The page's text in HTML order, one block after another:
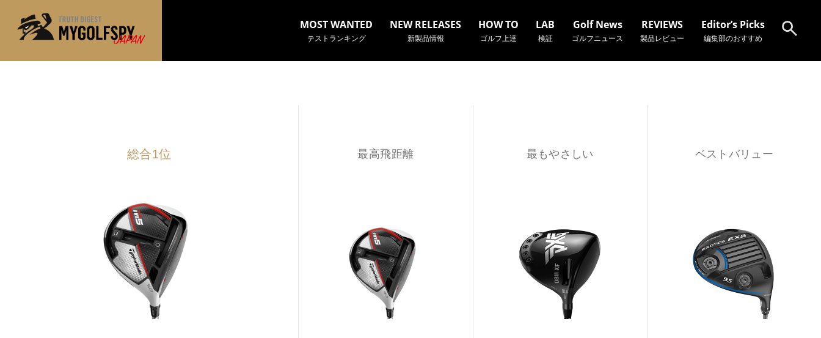
MOST WANTED
テストランキング
NEW RELEASES
新製品情報
HOW TO
ゴルフ上達
LAB
検証
Golf News
ゴルフニュース
REVIEWS
製品レビュー
Editor’s Picks
編集部のおすすめ
総合1位 最高飛距離 最もやさしい ベストバリュー
製品レビュー
ドライバー
フェアウェイウッド